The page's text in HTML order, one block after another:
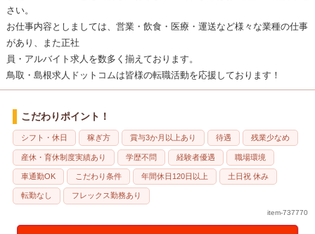
さい。
お仕事内容としましては、営業・飲食・医療・運送など様々な業種の仕事
があり、また正社
員・アルバイト求人を数多く揃えております。
鳥取・島根求人ドットコムは皆様の転職活動を応援しております！
こだわりポイント！
シフト・休日 稼ぎ方 賞与3か月以上あり 待遇 残業少なめ
産休・育休制度実績あり 学歴不問 経験者優遇 職場環境
車通勤OK こだわり条件 年間休日120日以上 土日祝 休み
転勤なし フレックス勤務あり
item-737770